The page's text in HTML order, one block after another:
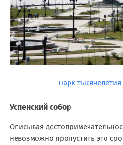
Парк
Успенский собор
Описывая
невозможно пропустить это